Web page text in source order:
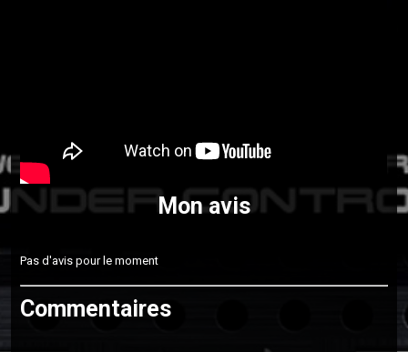
Mon avis
Pas d'avis pour le moment
Commentaires